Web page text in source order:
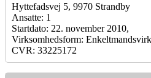
Hyttefadsvej 5, 9970 Strandby
Ansatte: 1
Startdato: 22. november 2010,
Virksomhedsform:
CVR: 33225172